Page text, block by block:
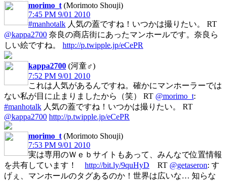
morimo_t (Morimoto Shouji)
7:45 PM 9/01 2010
#manhotalk 人気の蓋ですね！いつかは撮りたい。 RT
@kappa2700 奈良の商店街にあったマンホールです。奈良ら
しい絵ですね。 http://p.twipple.jp/eCePR
kappa2700 (河童♂)
7:52 PM 9/01 2010
これは人気があるんですね。確かにマンホーラーでは
ない私が目に止まりましたから（笑） RT @morimo_t:
#manhotalk 人気の蓋ですね！いつかは撮りたい。 RT
@kappa2700 http://p.twipple.jp/eCePR
morimo_t (Morimoto Shouji)
7:53 PM 9/01 2010
実は専用のＷｅｂサイトもあって、みんなで位置情報
を共有しています！ http://bit.ly/9quHyD RT @getaseron: す
げぇ、マンホールのタグあるのか！世界は広いな… 知らな